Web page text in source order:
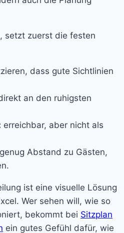
setzt zuerst die festen
dass gute Sichtlinien
an den ruhigsten
erreichbar, aber nicht als
Abstand zu Gästen,
ist eine visuelle Lösung
Wer sehen will, wie so
bekommt bei Sitzplan
ein gutes Gefühl dafür, wie